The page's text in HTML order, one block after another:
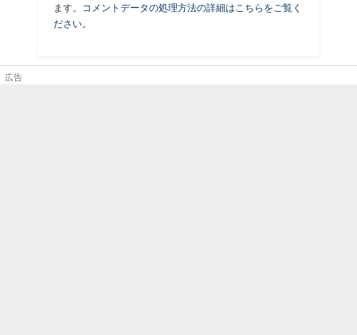
ます。
コメントデータの処理方法の詳細はこちらをご覧く
ださい。